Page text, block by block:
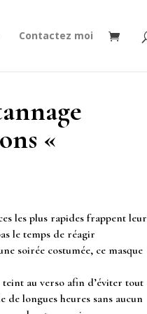
Contactez moi
«
les plus rapides frappent leur
le temps de réagir
soirée costumée, ce masque
teint au verso afin d’éviter tout
de longues heures sans aucun